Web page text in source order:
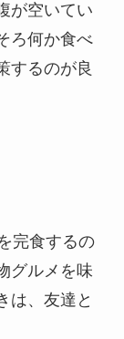
が空いてい
ろ何か食べ
するのが良
完食するの
グルメを味
は、友達と